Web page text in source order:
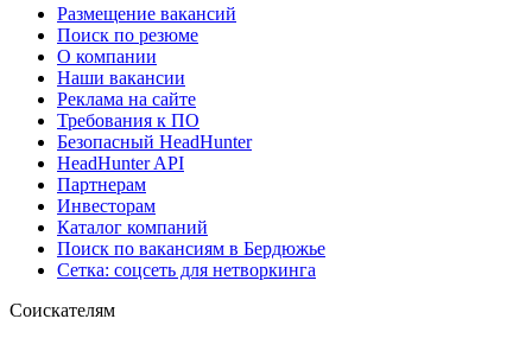
Размещение вакансий
Поиск по резюме
О компании
Наши вакансии
Реклама на сайте
Требования к ПО
Безопасный HeadHunter
HeadHunter API
Партнерам
Инвесторам
Каталог компаний
Поиск по вакансиям в Бердюжье
Сетка: соцсеть для нетворкинга
Соискателям